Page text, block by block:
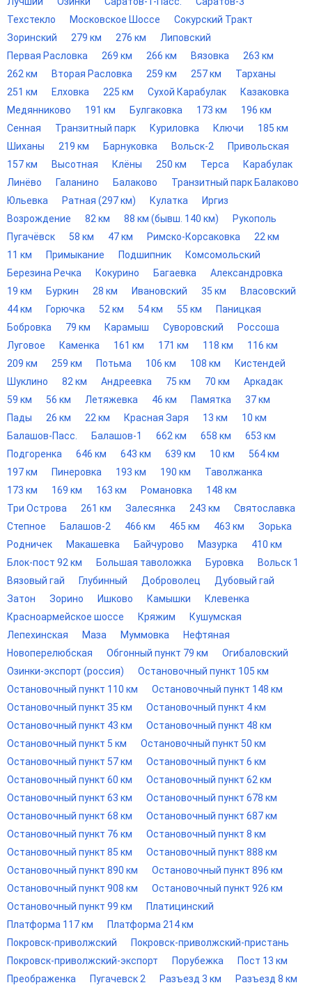
Техстекло
Московское Шоссе
Сокурский Тракт
Зоринский
279 км 276 км
Липовский
Первая Расловка
269 км 266 км Вязовка
263 км
262 км
Вторая Расловка 259 км 257 км
Тарханы
251 км
Елховка 225 км Сухой Карабулак
Казаковка
Медянниково
191 км Булгаковка 173 км
196 км
Сенная
Транзитный парк Куриловка Ключи
185 км
Шиханы
219 км Барнуковка Вольск-2
Привольская
157 км
Высотная Клёны 250 км Терса
Карабулак
Линёво
Галанино Балаково
Транзитный парк Балаково
Юльевка
Ратная (297 км) Кулатка
Иргиз
Возрождение
82 км 88 км (бывш. 140 км)
Рукополь
Пугачёвск
58 км 47 км Римско-Корсаковка
22 км
11 км
Примыкание Подшипник
Комсомольский
Березина Речка
Кокурино Багаевка
Александровка
19 км
Буркин 28 км Ивановский 35 км
Власовский
44 км
Горючка 52 км 54 км 55 км
Паницкая
Бобровка
79 км Карамыш Суворовский
Россоша
Луговое
Каменка 161 км 171 км 118 км
116 км
209 км
259 км Потьма 106 км 108 км
Кистендей
Шуклино
82 км Андреевка 75 км 70 км
Аркадак
59 км
56 км Летяжевка 46 км Памятка
37 км
Пады
26 км 22 км Красная Заря 13 км
10 км
Балашов-Пасс.
Балашов-1 662 км 658 км
653 км
Подгоренка
646 км 643 км 639 км 10 км
564 км
197 км
Пинеровка 193 км 190 км
Таволжанка
173 км
169 км 163 км Романовка
148 км
Три Острова
261 км Залесянка 243 км
Святославка
Степное
Балашов-2 466 км 465 км 463 км
Зорька
Родничек
Макашевка Байчурово Мазурка
410 км
Блок-пост 92 км
Большая таволожка Буровка
Вольск 1
Вязовый гай
Глубинный Доброволец
Дубовый гай
Затон
Зорино Ишково Камышки
Клевенка
Красноармейское шоссе
Кряжим
Кушумская
Лепехинская
Маза Муммовка
Нефтяная
Новоперелюбская
Обгонный пункт 79 км
Огибаловский
Озинки-экспорт (россия)
Остановочный пункт 105 км
Остановочный пункт 110 км
Остановочный пункт 148 км
Остановочный пункт 35 км
Остановочный пункт 4 км
Остановочный пункт 43 км
Остановочный пункт 48 км
Остановочный пункт 5 км
Остановочный пункт 50 км
Остановочный пункт 57 км
Остановочный пункт 6 км
Остановочный пункт 60 км
Остановочный пункт 62 км
Остановочный пункт 63 км
Остановочный пункт 678 км
Остановочный пункт 68 км
Остановочный пункт 687 км
Остановочный пункт 76 км
Остановочный пункт 8 км
Остановочный пункт 85 км
Остановочный пункт 888 км
Остановочный пункт 890 км
Остановочный пункт 896 км
Остановочный пункт 908 км
Остановочный пункт 926 км
Остановочный пункт 99 км
Платицинский
Платформа 117 км
Платформа 214 км
Покровск-приволжский
Покровск-приволжский-пристань
Покровск-приволжский-экспорт
Порубежка
Пост 13 км
Преображенка
Пугачевск 2 Разъезд 3 км
Разъезд 8 км